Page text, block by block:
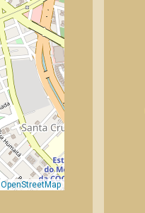
OpenStreetMap